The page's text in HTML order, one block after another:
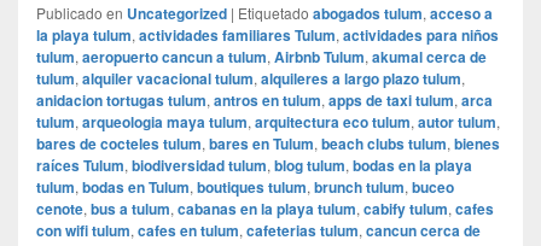
Publicado en Uncategorized | Etiquetado abogados tulum, acceso a
la playa tulum, actividades familiares Tulum, actividades para niños
tulum, aeropuerto cancun a tulum, Airbnb Tulum, akumal cerca de
tulum, alquiler vacacional tulum, alquileres a largo plazo tulum,
anidacion tortugas tulum, antros en tulum, apps de taxi tulum, arca
tulum, arqueologia maya tulum, arquitectura eco tulum, autor tulum,
bares de cocteles tulum, bares en Tulum, beach clubs tulum, bienes
raíces Tulum, biodiversidad tulum, blog tulum, bodas en la playa
tulum, bodas en Tulum, boutiques tulum, brunch tulum, buceo
cenote, bus a tulum, cabanas en la playa tulum, cabify tulum, cafes
con wifi tulum, cafes en tulum, cafeterias tulum, cancun cerca de